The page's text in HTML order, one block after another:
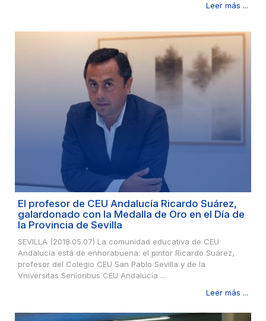
Leer más ...
El profesor de CEU Andalucía Ricardo Suárez,
galardonado con la Medalla de Oro en el Día de
la Provincia de Sevilla
SEVILLA (2018.05.07) La comunidad educativa de CEU
Andalucía está de enhorabuena: el pintor Ricardo Suárez,
profesor del Colegio CEU San Pablo Sevilla y de la
Vniversitas Senioribus CEU Andalucía ...
Leer más ...